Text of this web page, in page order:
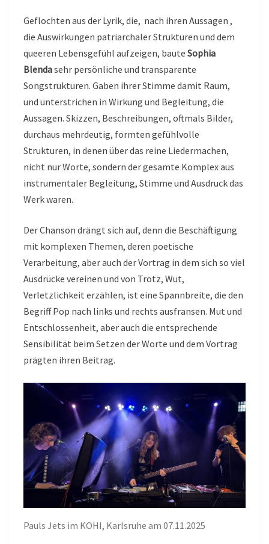
Geflochten aus der Lyrik, die, nach ihren Aussagen ,
die Auswirkungen patriarchaler Strukturen und dem
queeren Lebensgefühl aufzeigen, baute Sophia
Blendasehr persönliche und transparente
Songstrukturen. Gaben ihrer Stimme damit Raum,
und unterstrichen in Wirkung und Begleitung, die
Aussagen. Skizzen, Beschreibungen, oftmals Bilder,
durchaus mehrdeutig, formten gefühlvolle
Strukturen, in denen über das reine Liedermachen,
nicht nur Worte, sondern der gesamte Komplex aus
instrumentaler Begleitung, Stimme und Ausdruck das
Werk waren.
Der Chanson drängt sich auf, denn die Beschäftigung
mit komplexen Themen, deren poetische
Verarbeitung, aber auch der Vortrag in dem sich so viel
Ausdrücke vereinen und von Trotz, Wut,
Verletzlichkeit erzählen, ist eine Spannbreite, die den
Begriff Pop nach links und rechts ausfransen. Mut und
Entschlossenheit, aber auch die entsprechende
Sensibilität beim Setzen der Worte und dem Vortrag
prägten ihren Beitrag.
Pauls Jets im KOHI, Karlsruhe am 07.11.2025